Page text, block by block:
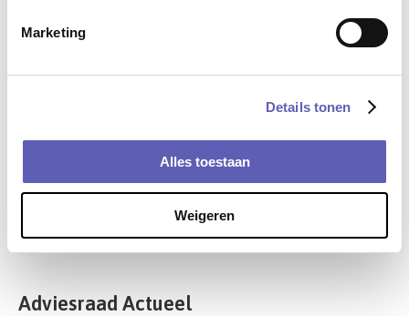
Marketing
Details tonen
Alles toestaan
Weigeren
Bijeenkomst Adviesraad MO met
10 oktober 2025
een makkelijke en duidelijke manier
26 september 2025
Adviesraad Actueel